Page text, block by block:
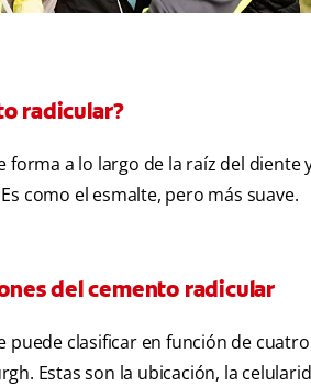
radicular?
forma a lo largo de la raíz del
como el esmalte, pero más suave.
del cemento radicular
puede clasificar en función de
Estas son la ubicación, la